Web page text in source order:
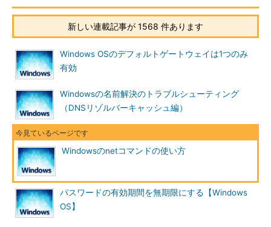
net view
リソースが公開されているマシンの列挙や、特定のマシンが公
開している共有リソースの一覧を調べる
公開したリソースのうち、どのようなファイルが実際に外部マ
シンで利用されているかを表示する
session
表示／強制終了
net print
共有プリンタの情報や印刷キューの情報の表示／設定
ユーザー／グループ／コンピュータ・アカウント関連
net user
ローカル・コンピュータもしくはドメイン・コントローラ上に
登録されているユーザー・アカウントに関する情報の表示／設
net
accounts
ユーザー・アカウントに対するログオンやパスワードの要件の
表示／設定
net group
ローカル・コンピュータもしくはドメイン・コントローラ上に
新しい連載記事が 1568 件あります
Windows OSのデフォルトゲートウェイは1つのみ
有効
Windowsの名前解決のトラブルシューティング
（DNSリゾルバーキャッシュ編）
Windowsのnetコマンドの使い方
パスワードの有効期間を無期限にする【Windows
OS】